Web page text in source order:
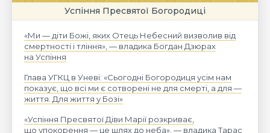
Успіння Пресвятої Богородиці
«Ми — діти Божі, яких Отець Небесний визволив від
смертності і тління», — владика Богдан Дзюрах
на Успіння
Глава УГКЦ в Уневі: «Сьогодні Богородиця усім нам
показує, що всі ми є сотворені не для смерті, а для —
життя. Для життя у Бозі»
«Успіння Пресвятої Діви Марії розкриває,
що упокорення — це шлях до неба», — владика Тарас